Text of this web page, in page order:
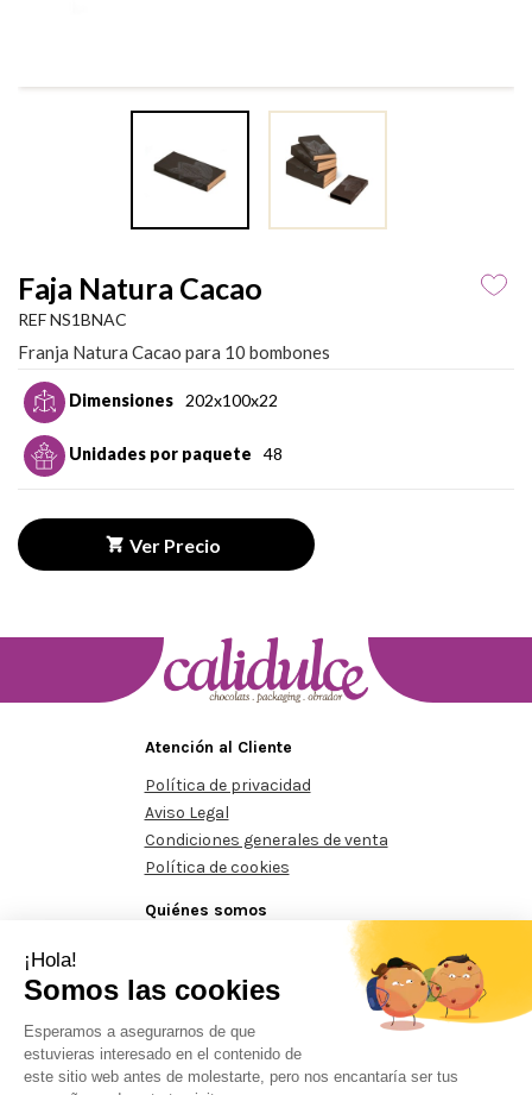
Faja Natura Cacao
REF NS1BNAC
Franja Natura Cacao para 10 bombones
Dimensiones 202x100x22
Unidades por paquete 48
Ver Precio
Atención al Cliente
Política de privacidad
Aviso Legal
Condiciones generales de venta
Política de cookies
Quiénes somos
Contacte con nosotros
de 125€ Pedidos mínimos de 125€ Pedidos mínimos de
Prohibida la reproducción total o parcial del contenido aparecido en este sitio
web, sin el expreso consentimiento del propietario.